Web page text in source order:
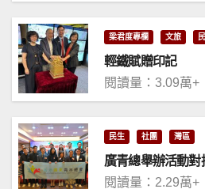
梁君度專欄 文旅
輕鐵賦贈印記
閱讀量：3.09萬+
民生 社團 灣區
廣青總舉辦活動對
閱讀量：2.29萬+